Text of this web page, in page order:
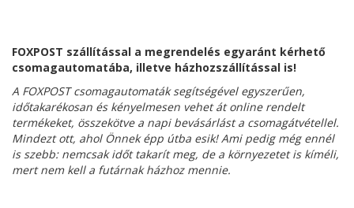
FOXPOST szállítással a megrendelés egyaránt kérhető
csomagautomatába, illetve házhozszállítással is!
A FOXPOST csomagautomaták segítségével egyszerűen,
időtakarékosan és kényelmesen vehet át online rendelt
termékeket, összekötve a napi bevásárlást a csomagátvétellel.
Mindezt ott, ahol Önnek épp útba esik! Ami pedig még ennél
is szebb: nemcsak időt takarít meg, de a környezetet is kíméli,
mert nem kell a futárnak házhoz mennie.